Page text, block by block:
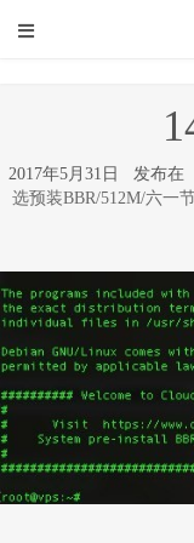
2017年5月31日 发布在
选预装BBR/512M/六一